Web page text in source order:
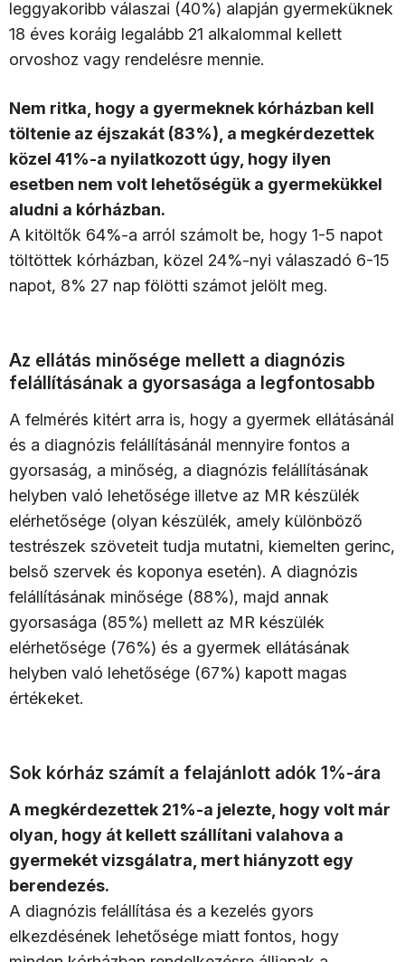
leggyakoribb válaszai (40%) alapján gyermeküknek
18 éves koráig legalább 21 alkalommal kellett
orvoshoz vagy rendelésre mennie.
Nem ritka, hogy a gyermeknek kórházban kell
töltenie az éjszakát (83%), a megkérdezettek
közel 41%-a nyilatkozott úgy, hogy ilyen
esetben nem volt lehetőségük a gyermekükkel
aludni a kórházban.
A kitöltők 64%-a arról számolt be, hogy 1-5 napot
töltöttek kórházban, közel 24%-nyi válaszadó 6-15
napot, 8% 27 nap fölötti számot jelölt meg.
Az ellátás minősége mellett a diagnózis
felállításának a gyorsasága a legfontosabb
A felmérés kitért arra is, hogy a gyermek ellátásánál
és a diagnózis felállításánál mennyire fontos a
gyorsaság, a minőség, a diagnózis felállításának
helyben való lehetősége illetve az MR készülék
elérhetősége (olyan készülék, amely különböző
testrészek szöveteit tudja mutatni, kiemelten gerinc,
belső szervek és koponya esetén). A diagnózis
felállításának minősége (88%), majd annak
gyorsasága (85%) mellett az MR készülék
elérhetősége (76%) és a gyermek ellátásának
helyben való lehetősége (67%) kapott magas
értékeket.
Sok kórház számít a felajánlott adók 1%-ára
A megkérdezettek 21%-a jelezte, hogy volt már
olyan, hogy át kellett szállítani valahova a
gyermekét vizsgálatra, mert hiányzott egy
berendezés.
A diagnózis felállítása és a kezelés gyors
elkezdésének lehetősége miatt fontos, hogy